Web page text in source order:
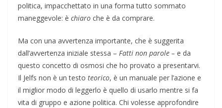
politica, impacchettato in una forma tutto sommato
maneggevole: è chiaro che è da comprare.
Ma con una avvertenza importante, che è suggerita
dall’avvertenza iniziale stessa – Fatti non parole – e da
questo concetto di osmosi che ho provato a presentarvi.
Il Jelfs non è un testo teorico, è un manuale per l’azione e
il miglior modo di leggerlo è quello di usarlo mentre si fa
vita di gruppo e azione politica. Chi volesse approfondire